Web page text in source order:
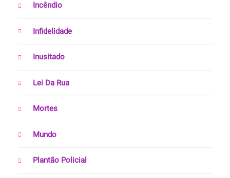
Incêndio
Infidelidade
Inusitado
Lei Da Rua
Mortes
Mundo
Plantão Policial